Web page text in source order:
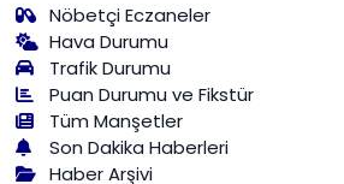
Nöbetçi Eczaneler
Hava Durumu
Trafik Durumu
Puan Durumu ve Fikstür
Tüm Manşetler
Son Dakika Haberleri
Haber Arşivi